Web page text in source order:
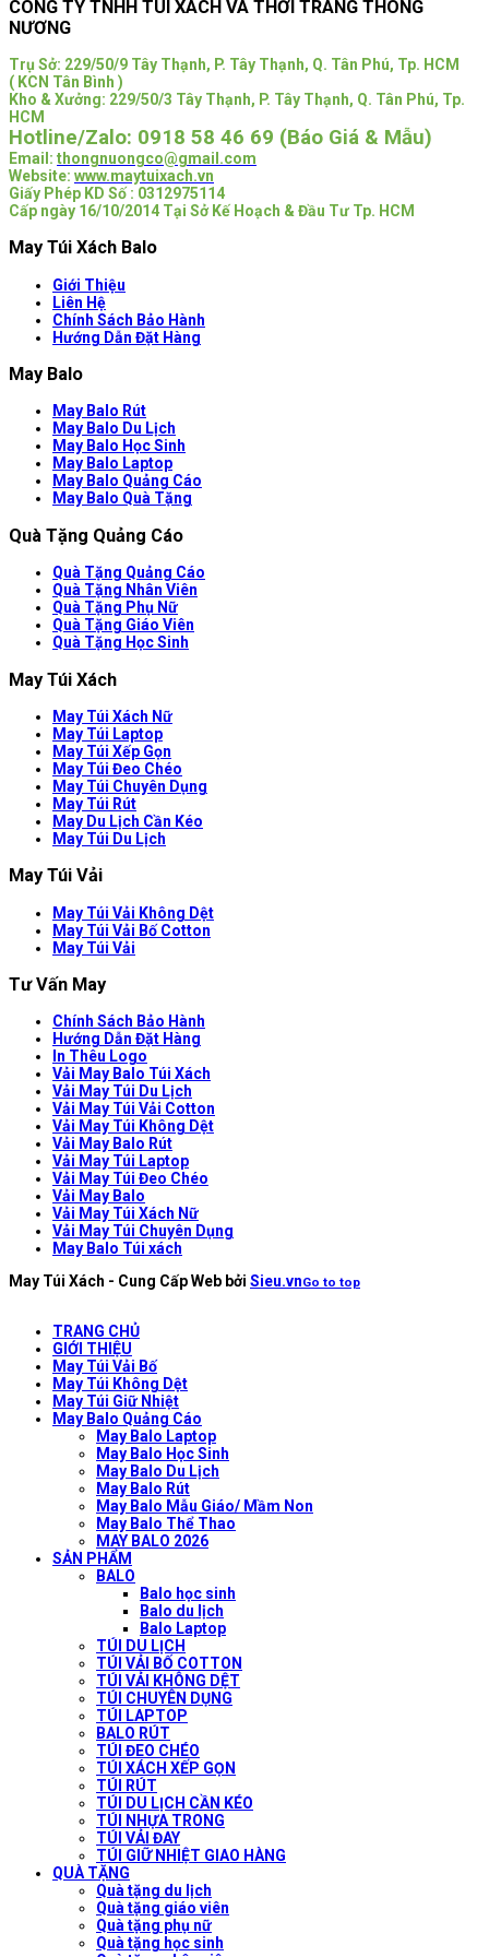
CÔNG TY TNHH TÚI XÁCH VÀ THỜI TRANG THÔNG
NƯƠNG
Trụ Sở: 229/50/9 Tây Thạnh, P. Tây Thạnh, Q. Tân Phú, Tp. HCM
( KCN Tân Bình )
Kho & Xưởng: 229/50/3 Tây Thạnh, P. Tây Thạnh, Q. Tân Phú, Tp.
HCM
Hotline/Zalo: 0918 58 46 69 (Báo Giá & Mẫu)
Email: thongnuongco@gmail.com
Website: www.maytuixach.vn
Giấy Phép KD Số : 0312975114
Cấp ngày 16/10/2014 Tại Sở Kế Hoạch & Đầu Tư Tp. HCM
May Túi Xách Balo
Giới Thiệu
Liên Hệ
Chính Sách Bảo Hành
Hướng Dẫn Đặt Hàng
May Balo
May Balo Rút
May Balo Du Lịch
May Balo Học Sinh
May Balo Laptop
May Balo Quảng Cáo
May Balo Quà Tặng
Quà Tặng Quảng Cáo
Quà Tặng Quảng Cáo
Quà Tặng Nhân Viên
Quà Tặng Phụ Nữ
Quà Tặng Giáo Viên
Quà Tặng Học Sinh
May Túi Xách
May Túi Xách Nữ
May Túi Laptop
May Túi Xếp Gọn
May Túi Đeo Chéo
May Túi Chuyên Dụng
May Túi Rút
May Du Lịch Cần Kéo
May Túi Du Lịch
May Túi Vải
May Túi Vải Không Dệt
May Túi Vải Bố Cotton
May Túi Vải
Tư Vấn May
Chính Sách Bảo Hành
Hướng Dẫn Đặt Hàng
In Thêu Logo
Vải May Balo Túi Xách
Vải May Túi Du Lịch
Vải May Túi Vải Cotton
Vải May Túi Không Dệt
Vải May Balo Rút
Vải May Túi Laptop
Vải May Túi Đeo Chéo
Vải May Balo
Vải May Túi Xách Nữ
Vải May Túi Chuyên Dụng
May Balo Túi xách
May Túi Xách - Cung Cấp Web bởi Sieu.vnGo to top
TRANG CHỦ
GIỚI THIỆU
May Túi Vải Bố
May Túi Không Dệt
May Túi Giữ Nhiệt
May Balo Quảng Cáo
May Balo Laptop
May Balo Học Sinh
May Balo Du Lịch
May Balo Rút
May Balo Mẫu Giáo/ Mầm Non
May Balo Thể Thao
MAY BALO 2026
SẢN PHẨM
BALO
Balo học sinh
Balo du lịch
Balo Laptop
TÚI DU LỊCH
TÚI VẢI BỐ COTTON
TÚI VẢI KHÔNG DỆT
TÚI CHUYÊN DỤNG
TÚI LAPTOP
BALO RÚT
TÚI ĐEO CHÉO
TÚI XÁCH XẾP GỌN
TÚI RÚT
TÚI DU LỊCH CẦN KÉO
TÚI NHỰA TRONG
TÚI VẢI ĐAY
TÚI GIỮ NHIỆT GIAO HÀNG
QUÀ TẶNG
Quà tặng du lịch
Quà tặng giáo viên
Quà tặng phụ nữ
Quà tặng học sinh